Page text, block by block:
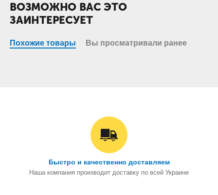
ВОЗМОЖНО ВАС ЭТО
ЗАИНТЕРЕСУЕТ
Похожие товары Вы просматривали ранее
Быстро и качественно доставляем
Наша компания производит доставку по всей Украине